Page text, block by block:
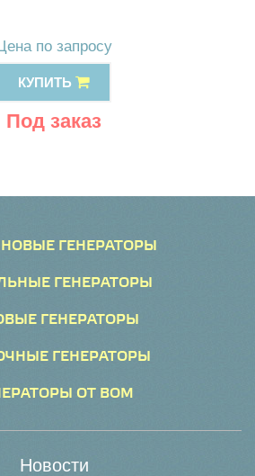
по запросу
КУПИТЬ
Под заказ
ГЕНЕРАТОРЫ
ГЕНЕРАТОРЫ
ГЕНЕРАТОРЫ
ГЕНЕРАТОРЫ
ОТ ВОМ
Новости